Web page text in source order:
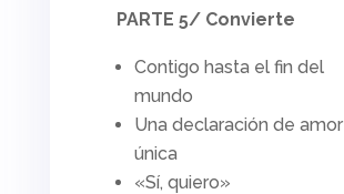
PARTE 5/ Convierte
Contigo hasta el fin del
mundo
Una declaración de amor
única
«Sí, quiero»